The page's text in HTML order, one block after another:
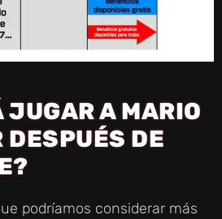
JUGAR A MARIO
DESPUÉS DE
podríamos considerar más